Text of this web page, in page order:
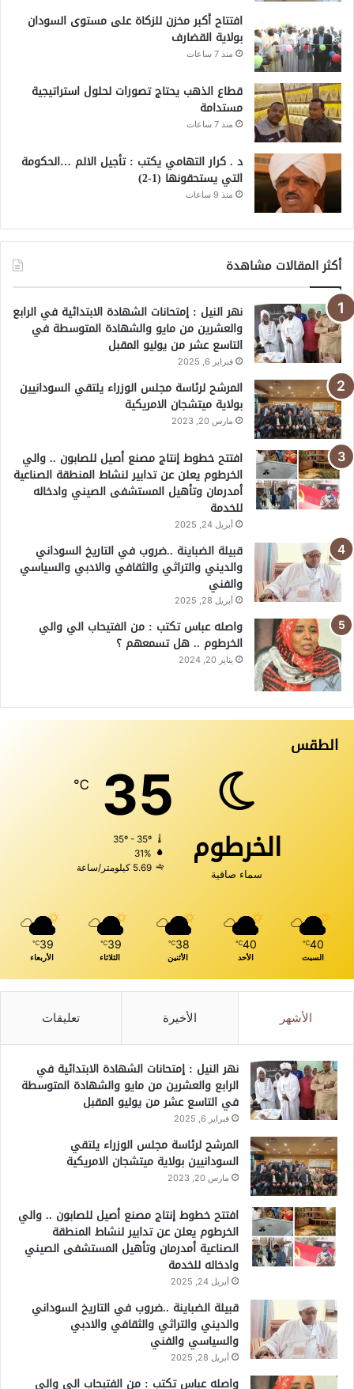
افتتاح أكبر مخزن للزكاة على مستوى السودان
بولاية القضارف
منذ 7 ساعات
قطاع الذهب يحتاج تصورات لحلول استراتيجية
مستدامة
منذ 7 ساعات
د . كرار التهامي يكتب : تأجيل الالم …الحكومة
التي يستحقونها (1-2)
منذ 9 ساعات
أكثر المقالات مشاهدة
نهر النيل : إمتحانات الشهادة الابتدائية في الرابع
والعشرين من مايو والشهادة المتوسطة في
التاسع عشر من يوليو المقبل
فبراير 6, 2025
المرشح لرئاسة مجلس الوزراء يلتقي السودانيين
بولاية ميتشجان الامريكية
مارس 20, 2023
افتتح خطوط إنتاج مصنع أصيل للصابون .. والي
الخرطوم يعلن عن تدابير لنشاط المنطقة الصناعية
أمدرمان وتأهيل المستشفى الصيني وادخاله
للخدمة
أبريل 24, 2025
قبيلة الضباينة ..ضروب في التاريخ السوداني
والديني والتراثي والثقافي والادبي والسياسي
والفني
أبريل 28, 2025
واصله عباس تكتب : من الفتيحاب الي والي
الخرطوم .. هل تسمعهم ؟
يناير 20, 2024
الطقس
الخرطوم
سماء صافية
35
℃
35º - 35º
31%
5.69 كيلومتر/ساعة
40
℃
السبت
40
℃
الأحد
38
℃
الأثنين
39
℃
الثلاثاء
39
℃
الأربعاء
الأشهر الأخيرة تعليقات
نهر النيل : إمتحانات الشهادة الابتدائية في
الرابع والعشرين من مايو والشهادة المتوسطة
في التاسع عشر من يوليو المقبل
فبراير 6, 2025
المرشح لرئاسة مجلس الوزراء يلتقي
السودانيين بولاية ميتشجان الامريكية
مارس 20, 2023
افتتح خطوط إنتاج مصنع أصيل للصابون .. والي
الخرطوم يعلن عن تدابير لنشاط المنطقة
الصناعية أمدرمان وتأهيل المستشفى الصيني
وادخاله للخدمة
أبريل 24, 2025
قبيلة الضباينة ..ضروب في التاريخ السوداني
والديني والتراثي والثقافي والادبي
والسياسي والفني
أبريل 28, 2025
واصله عباس تكتب : من الفتيحاب الي والي